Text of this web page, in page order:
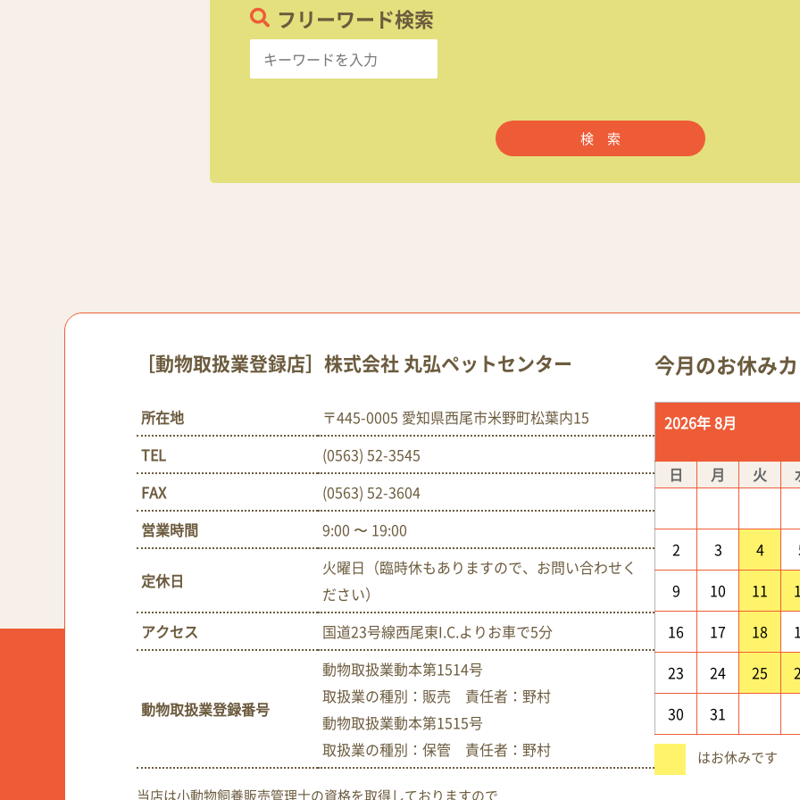
フリーワード検索
［動物取扱業登録店］株式会社 丸弘ペットセンター
所在地
〒445-0005 愛知県西尾市米野町松葉内15
TEL
(0563) 52-3545
FAX
(0563) 52-3604
営業時間
9:00 〜 19:00
定休日
火曜日（臨時休もありますので、お問い合わせく
ださい）
アクセス
国道23号線西尾東I.C.よりお車で5分
動物取扱業登録番号
動物取扱業動本第1514号
取扱業の種別：販売 責任者：野村
動物取扱業動本第1515号
取扱業の種別：保管 責任者：野村
当店は小動物飼養販売管理士の資格を取得しておりますので
今月のお休み
2026年 8月
日 月 火
2 3 4
9
10 11
16
17 18
23
24 25
30
31
はお休みです